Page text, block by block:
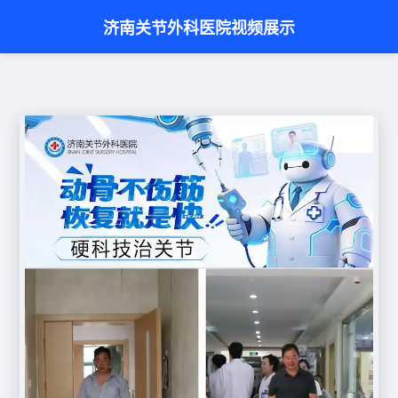
济南关节外科医院视频展示